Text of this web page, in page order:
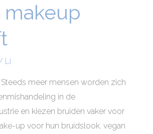
makeup
Li
meer mensen worden zich
in de
en kiezen bruiden vaker voor
up voor hun bruidslook. vegan